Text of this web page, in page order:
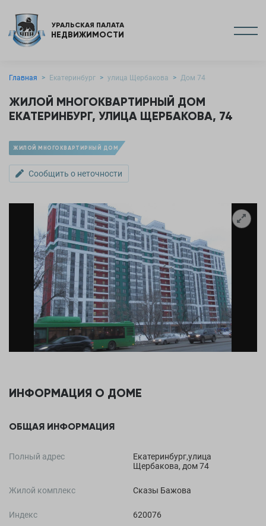
УРАЛЬСКАЯ ПАЛАТА
НЕДВИЖИМОСТИ
Главная Екатеринбург улица Щербакова Дом 74
ЖИЛОЙ МНОГОКВАРТИРНЫЙ ДОМ
ЕКАТЕРИНБУРГ, УЛИЦА ЩЕРБАКОВА, 74
ЖИЛОЙ МНОГОКВАРТИРНЫЙ ДОМ
Сообщить о неточности
ИНФОРМАЦИЯ О ДОМЕ
ОБЩАЯ ИНФОРМАЦИЯ
Полный адрес
Екатеринбург,улица
Щербакова, дом 74
Жилой комплекс Сказы Бажова
Индекс 620076